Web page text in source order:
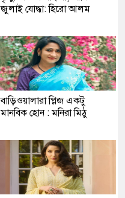
জুলাই যোদ্ধা: হিরো আলম
বাড়িওয়ালারা প্লিজ একটু
মানবিক হোন : মনিরা মিঠু